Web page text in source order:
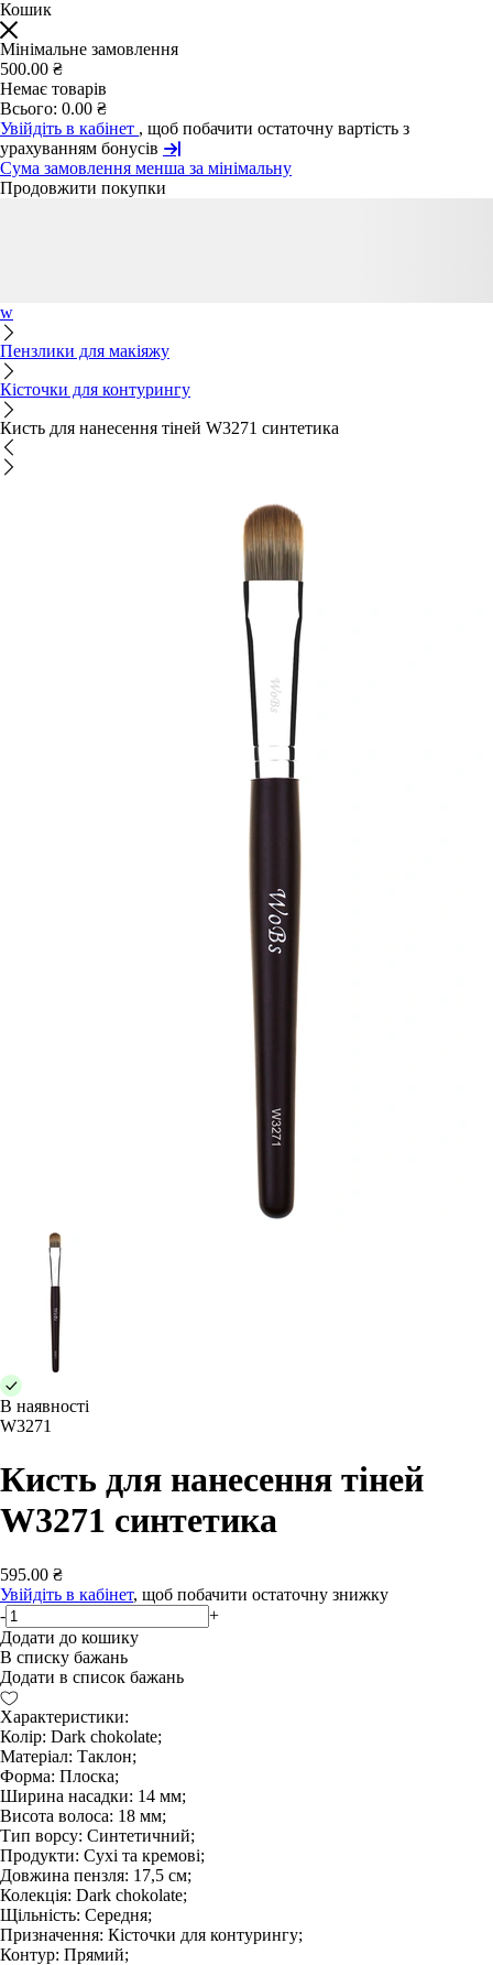
Кошик
Мінімальне замовлення
500.00 ₴
Немає товарів
Всього: 0.00 ₴
Увійдіть в кабінет , щоб побачити остаточну вартість з
урахуванням бонусів
Сума замовлення менша за мінімальну
Продовжити покупки
w
Пензлики для макіяжу
Кісточки для контурингу
Кисть для нанесення тіней W3271 синтетика
В наявності
W3271
Кисть для нанесення тіней
W3271 синтетика
595.00 ₴
Увійдіть в кабінет, щоб побачити остаточну знижку
-
+
Додати до кошику
В списку бажань
Додати в список бажань
Характеристики:
Колір: Dark chokolate;
Матеріал: Таклон;
Форма: Плоска;
Ширина насадки: 14 мм;
Висота волоса: 18 мм;
Тип ворсу: Синтетичний;
Продукти: Сухі та кремові;
Довжина пензля: 17,5 см;
Колекція: Dark chokolate;
Щільність: Середня;
Призначення: Кісточки для контурингу;
Контур: Прямий;